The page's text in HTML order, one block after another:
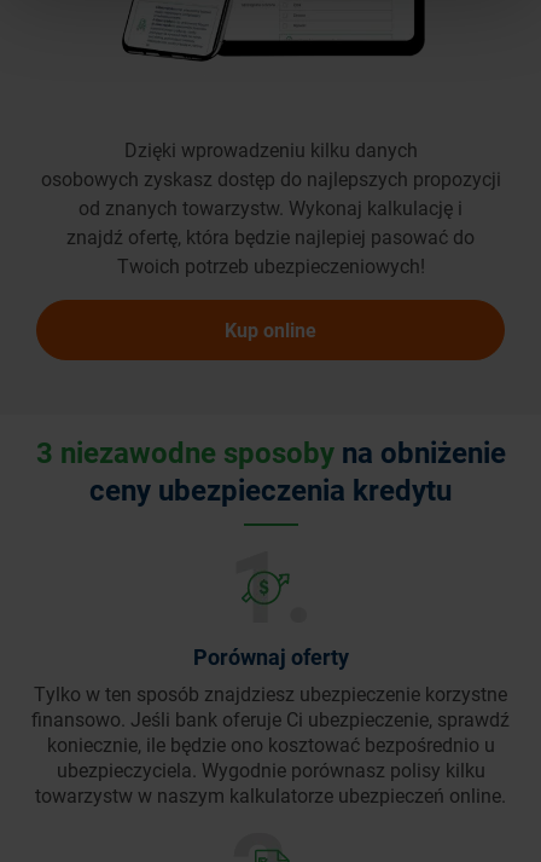
Dzięki wprowadzeniu kilku danych
osobowych zyskasz dostęp do najlepszych propozycji
od znanych towarzystw. Wykonaj kalkulację i
znajdź ofertę, która będzie najlepiej pasować do
Twoich potrzeb ubezpieczeniowych!
Kup online
3 niezawodne sposobyna obniżenie
ceny ubezpieczenia kredytu
Porównaj oferty
Tylko w ten sposób znajdziesz ubezpieczenie korzystne
finansowo. Jeśli bank oferuje Ci ubezpieczenie, sprawdź
koniecznie, ile będzie ono kosztować bezpośrednio u
ubezpieczyciela. Wygodnie porównasz polisy kilku
towarzystw w naszym kalkulatorze ubezpieczeń online.